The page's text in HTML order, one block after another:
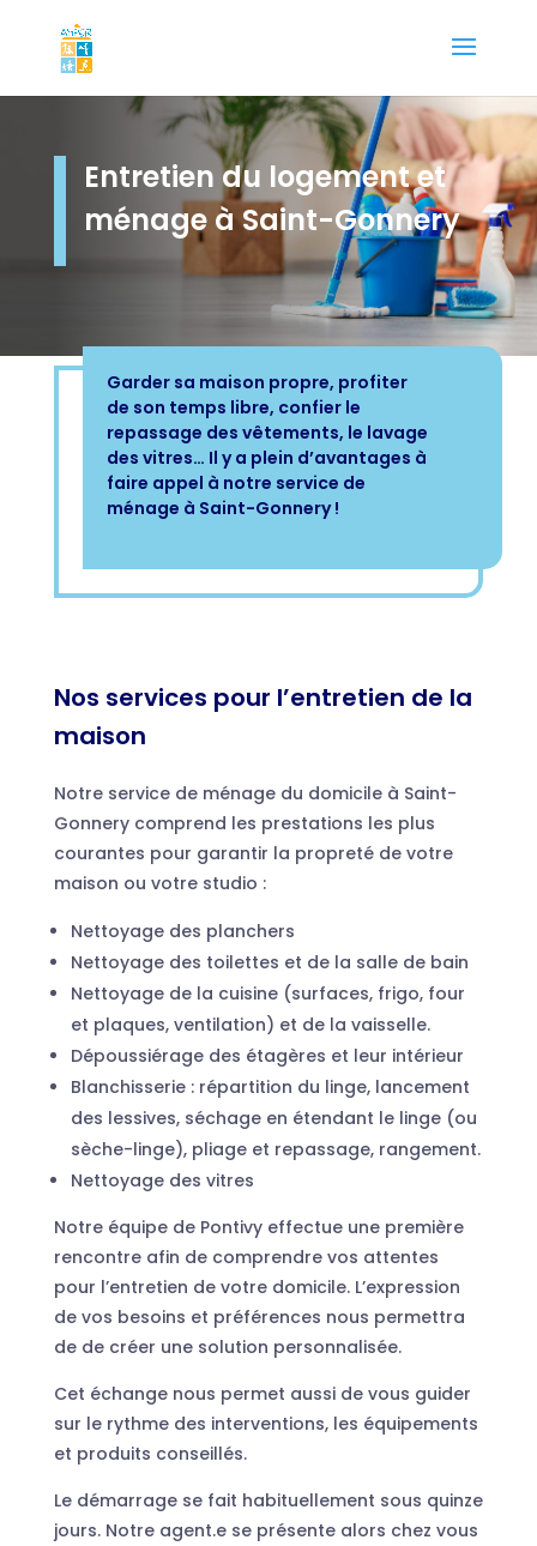
Entretien du logement et
ménage à Saint-Gonnery
Garder sa maison propre, profiter
de son temps libre, confier le
repassage des vêtements, le lavage
des vitres… Il y a plein d’avantages à
faire appel à notre service de
ménage à Saint-Gonnery !
Nos services pour l’entretien de la
maison
Notre service de ménage du domicile à Saint-
Gonnery comprend les prestations les plus
courantes pour garantir la propreté de votre
maison ou votre studio :
Nettoyage des planchers
Nettoyage des toilettes et de la salle de bain
Nettoyage de la cuisine (surfaces, frigo, four
et plaques, ventilation) et de la vaisselle.
Dépoussiérage des étagères et leur intérieur
Blanchisserie : répartition du linge, lancement
des lessives, séchage en étendant le linge (ou
sèche-linge), pliage et repassage, rangement.
Nettoyage des vitres
Notre équipe de Pontivy effectue une première
rencontre afin de comprendre vos attentes
pour l’entretien de votre domicile. L’expression
de vos besoins et préférences nous permettra
de de créer une solution personnalisée.
Cet échange nous permet aussi de vous guider
sur le rythme des interventions, les équipements
et produits conseillés.
Le démarrage se fait habituellement sous quinze
jours. Notre agent.e se présente alors chez vous